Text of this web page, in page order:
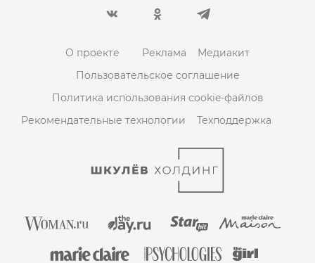
О проекте Реклама
Медиакит
Пользовательское соглашение
Политика использования cookie-файлов
Рекомендательные технологии
Техподдержка